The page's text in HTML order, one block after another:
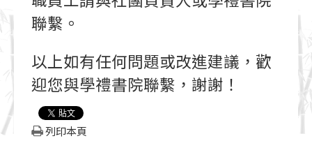
聯繫。
以上如有任何問題或改進建議，歡
迎您與學禮書院聯繫，謝謝！
列印本頁